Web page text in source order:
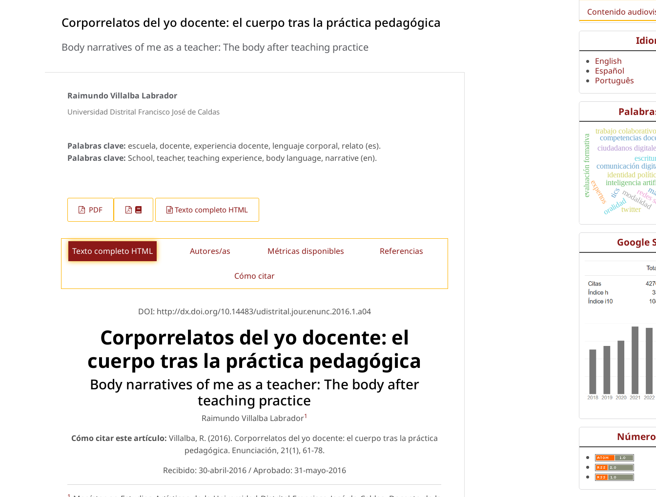
Corporrelatos del yo docente: el cuerpo tras la práctica pedagógica
Body narratives of me as a teacher: The body after teaching practice
Raimundo Villalba Labrador
Universidad Distrital Francisco José de Caldas
Palabras clave: escuela, docente, experiencia docente, lenguaje corporal, relato (es).
Palabras clave: School, teacher, teaching experience, body language, narrative (en).
PDF Texto completo HTML
Texto completo HTML Autores/as Métricas disponibles Referencias
Cómo citar
DOI: http://dx.doi.org/10.14483/udistrital.jour.enunc.2016.1.a04
Corporrelatos del yo docente: el
cuerpo tras la práctica pedagógica
Body narratives of me as a teacher: The body after
teaching practice
Raimundo Villalba Labrador1
Cómo citar este artículo: Villalba, R. (2016). Corporrelatos del yo docente: el cuerpo tras la práctica
pedagógica. Enunciación, 21(1), 61-78.
Recibido: 30-abril-2016 / Aprobado: 31-mayo-2016
Contenido
English
Español
Português
comunicación
inteligencia
tics
ciudadanos
competencias
evaluación formativa
modalidad
identidad
oralidad
trabajo
twitter
expertos
Google